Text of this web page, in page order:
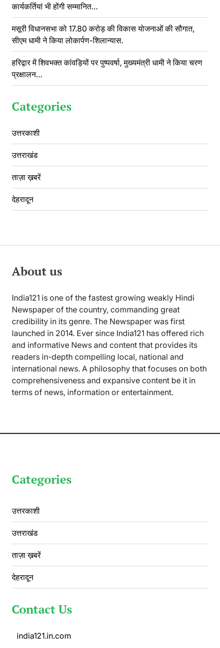
कार्यकर्तियां भी होंगी सम्मानित…
मसूरी विधानसभा को 17.80 करोड़ की विकास योजनाओं की सौगात,
सीएम धामी ने किया लोकार्पण-शिलान्यास.
हरिद्वार में शिवभक्त कांवड़ियों पर पुष्पवर्षा, मुख्यमंत्री धामी ने किया चरण
प्रक्षालन…
Categories
उत्तरकाशी
उत्तराखंड
ताज़ा ख़बरें
देहरादून
About us
India121 is one of the fastest growing weakly Hindi
Newspaper of the country, commanding great
credibility in its genre. The Newspaper was first
launched in 2014. Ever since India121 has offered rich
and informative News and content that provides its
readers in-depth compelling local, national and
international news. A philosophy that focuses on both
comprehensiveness and expansive content be it in
terms of news, information or entertainment.
Categories
उत्तरकाशी
उत्तराखंड
ताज़ा ख़बरें
देहरादून
Contact Us
india121.in.com